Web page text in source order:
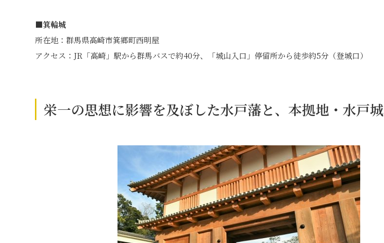
■箕輪城
所在地：群馬県高崎市箕郷町西明屋
アクセス：JR「高崎」駅から群馬バスで約40分、「城山入口」停留所から徒歩約5分（登城口）
栄一の思想に影響を及ぼした水戸藩と、本拠地・水戸城